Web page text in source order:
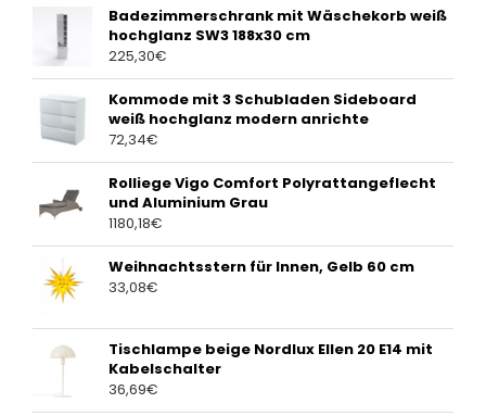
Badezimmerschrank mit Wäschekorb weiß
hochglanz SW3 188x30 cm
225,30€
Kommode mit 3 Schubladen Sideboard
weiß hochglanz modern anrichte
72,34€
Rolliege Vigo Comfort Polyrattangeflecht
und Aluminium Grau
1180,18€
Weihnachtsstern für Innen, Gelb 60 cm
33,08€
Tischlampe beige Nordlux Ellen 20 E14 mit
Kabelschalter
36,69€